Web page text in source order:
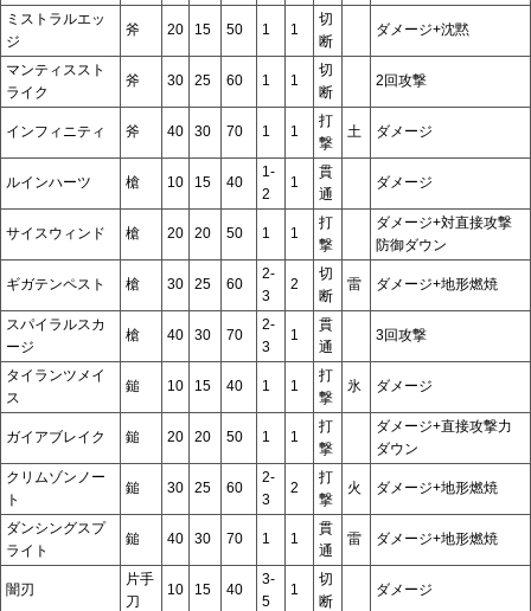
ミストラルエッ
ジ
斧 20 15 50 1 1
切
断
ダメージ+沈黙
マンティススト
ライク
斧 30 25 60 1 1
切
断
2回攻撃
インフィニティ 斧 40 30 70 1 1
打
撃
土 ダメージ
ルインハーツ 槍 10 15 40
1-
2
1
貫
通
ダメージ
サイスウィンド 槍 20 20 50 1 1
打
撃
ダメージ+対直接攻撃
防御ダウン
ギガテンペスト 槍 30 25 60
2-
3
2
切
断
雷 ダメージ+地形燃焼
スパイラルスカ
ージ
槍 40 30 70
2-
3
1
貫
通
3回攻撃
タイランツメイ
ス
鎚 10 15 40 1 1
打
撃
氷 ダメージ
ガイアブレイク 鎚 20 20 50 1 1
打
撃
ダメージ+直接攻撃力
ダウン
クリムゾンノー
ト
鎚 30 25 60
2-
3
2
打
撃
火 ダメージ+地形燃焼
ダンシングスプ
ライト
鎚 40 30 70 1 1
貫
通
雷 ダメージ+地形燃焼
闇刃
片手
刀
10 15 40
3-
5
1
切
断
ダメージ